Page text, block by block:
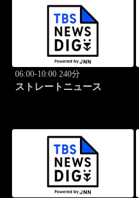
06:00-10:00 240分
ストレートニュース